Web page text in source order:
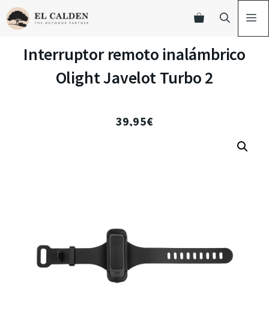
Interruptor remoto inalámbrico
Olight Javelot Turbo 2
39,95€